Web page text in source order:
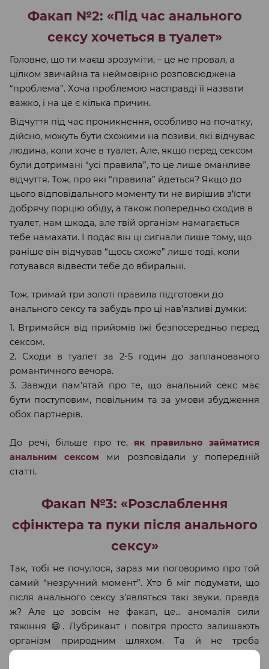
Факап №2: «Під час анального
сексу хочеться в туалет»
Головне, що ти маєш зрозуміти, – це не провал, а
цілком звичайна та неймовірно розповсюджена
“проблема”. Хоча проблемою насправді її назвати
важко, і на це є кілька причин.
Відчуття під час проникнення, особливо на початку,
дійсно, можуть бути схожими на позиви, які відчуває
людина, коли хоче в туалет. Але, якщо перед сексом
були дотримані “усі правила”, то це лише оманливе
відчуття. Тож, про які “правила” йдеться? Якщо до
цього відповідального моменту ти не вирішив з’їсти
добрячу порцію обіду, а також попередньо сходив в
туалет, нам шкода, але твій організм намагається
тебе намахати. І подає він ці сигнали лише тому, що
раніше він відчував “щось схоже” лише тоді, коли
готувався відвести тебе до вбиральні.
Тож, тримай три золоті правила підготовки до
анального сексу та забудь про ці нав’язливі думки:
1. Втримайся від прийомів їжі безпосередньо перед
сексом.
2. Сходи в туалет за 2-5 годин до запланованого
романтичного вечора.
3. Завжди пам’ятай про те, що анальний секс має
бути поступовим, повільним та за умови збудження
обох партнерів.
До речі, більше про те, як правильно займатися
анальним сексом ми розповідали у попередній
статті.
Факап №3: «Розслаблення
сфінктера та пуки після анального
сексу»
Так, тобі не почулося, зараз ми поговоримо про той
самий “незручний момент”. Хто б міг подумати, що
після анального сексу з’являться такі звуки, правда
ж? Але це зовсім не факап, це... аномалія сили
тяжіння 😄. Лубрикант і повітря просто залишають
організм природним шляхом. Та й не треба
забувати, що під час сексу анальні сфінктери